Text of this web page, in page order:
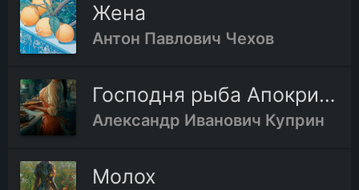
Жена
Антон Павлович Чехов
Господня рыба Апокрифическое сказание
Александр Иванович Куприн
Молох